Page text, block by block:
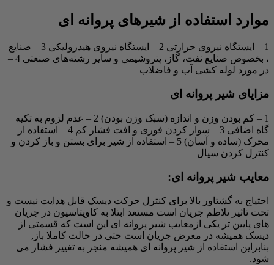
موارد استفاده از شیرهای پروانه ای
1 – ایستگاه نیروی حرارتی 2 – ایستگاه نیروی هیدرولیکی 3 – صنایع
، بخصوص صنایع نفت، گاز، پتروشیمی و سایر رشته‌های صنعتی 4 –
در مورد لوله کشی آب و فاضلاب
مزایای شیر پروانه ای
1 – کم بودن وزن و اندازه (سبک وزن بودن) 2 – عدم لزوم به تکیه
گاه اضافی 3 – سوار کردن فوری و افت فشار کم 4 – استفاده از
محرک (ساده و آسان) 5 – استفاده از شیر برای بستن و باز کردن و
کنترل کردن سیال
معایب شیر پروانه ای:
احتیاج به گشتاور بالا برای کنترل حرکت دیسک قابل هدایت نیست و
تحت تاثیر تلاطم جریان است مستعد ابتلا به کاویتاسیون در جریان
های پایین تر یکی ازمعایب شیر پروانه ای این است که قسمتی از
دیسک همیشه در معرض جریان است حتی در حالت کاملا باز,
بنابراین استفاده از شیر پروانه ای همیشه منجر به تغییر فشار می
شود.